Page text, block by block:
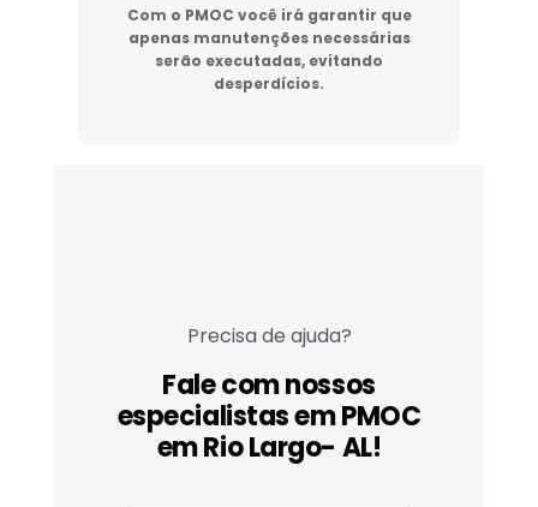
Com o PMOC você irá garantir que
apenas manutenções necessárias
serão executadas, evitando
desperdícios.
Precisa de ajuda?
Fale com nossos
especialistas em PMOC
em Rio Largo- AL!